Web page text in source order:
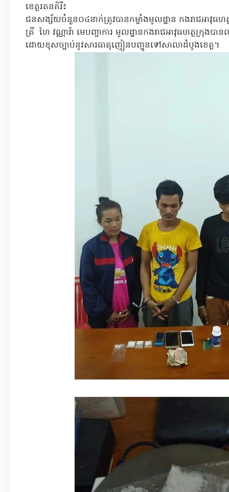
ខេត្តរតនគិរី៖
ជនសង្ស័យចំនួន០៤នាក់ត្រូវបានកម្លាំងមូលដ្ឋាន កងរាជអាវុ
ត្រី ហៃ វណ្ណារ៉ា មេបញ្ជាការ មូលដ្ឋានកងរាជអាវុធហត្ថក្រុង
ដោយខុសច្បាប់នូវសារធាតុញៀនបញ្ជូនទៅសាលាដំបូងខេត្ត។